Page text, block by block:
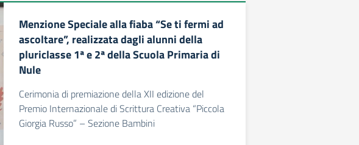
Menzione Speciale alla fiaba “Se ti fermi ad
ascoltare”, realizzata dagli alunni della
pluriclasse 1ª e 2ª della Scuola Primaria di
Nule
Cerimonia di premiazione della XII edizione del
Premio Internazionale di Scrittura Creativa “Piccola
Giorgia Russo” – Sezione Bambini